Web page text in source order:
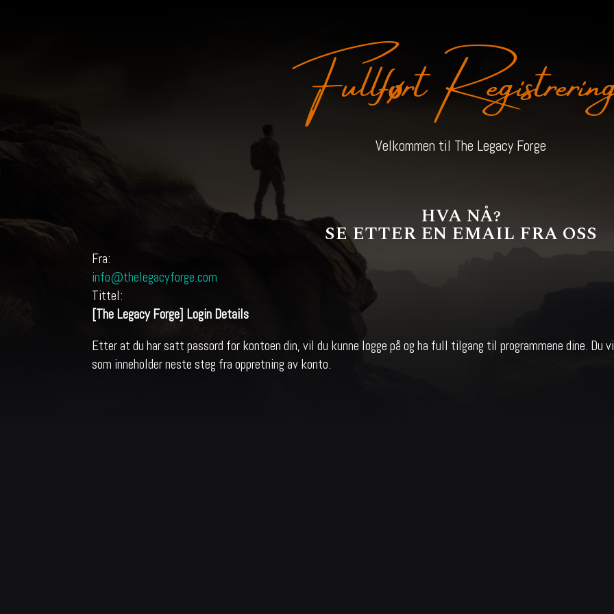
Fullført
Velkommen til The Legacy Forge
HVA NÅ?
SE ETTER EN EMAIL FRA OSS
Fra:
info@thelegacyforge.com
Tittel:
[The Legacy Forge] Login Details
Etter at du har satt passord for kontoen din, vil du kunne logge på og ha full tilgang til programmene dine. Du
som inneholder neste steg fra oppretning av konto.